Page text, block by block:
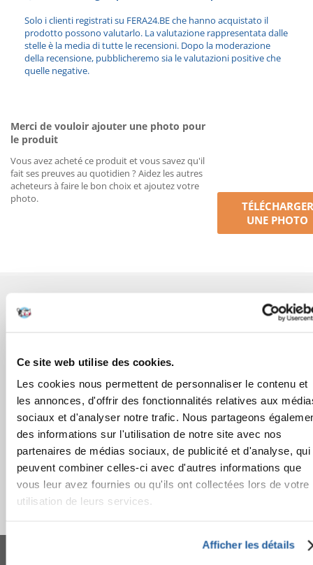
Ce site web utilise des cookies.
Les cookies nous permettent de personnaliser le contenu et
les annonces, d'offrir des fonctionnalités relatives aux
sociaux et d'analyser notre trafic. Nous partageons
des informations sur l'utilisation de notre site avec nos
partenaires de médias sociaux, de publicité et d'analyse, qui
peuvent combiner celles-ci avec d'autres informations que
vous leur avez fournies ou qu'ils ont collectées lors de votre
utilisation de leurs services.
Afficher les détails
Solo i clienti registrati su FERA24.BE che hanno acquistato il
prodotto possono valutarlo. La valutazione rappresentata dalle
stelle è la media di tutte le recensioni. Dopo la moderazione
della recensione, pubblicheremo sia le valutazioni positive che
quelle negative.
Merci de vouloir ajouter une photo pour
le produit
Vous avez acheté ce produit et vous savez qu'il
fait ses preuves au quotidien ? Aidez les autres
acheteurs à faire le bon choix et ajoutez votre
photo.
TÉLÉCHARGER
UNE PHOTO
AVANT L'ACHAT
APRÈS L'ACHAT
APPRENEZ À NOUS CONNAÎTRE
FERA 24 UG Sede legale: Blankenfelder Dorfstraße 94 15827 Blankenfelde-